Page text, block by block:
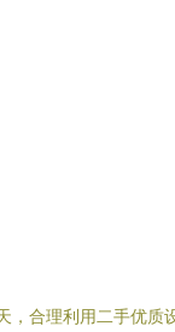
合理利用二手优质